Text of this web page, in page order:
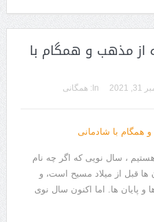
مذهب و همگام با
In:
همگانی
، سال نویی که اگر چه نام
ها قبل از میلاد مسیح است، و
و پایان ها. اما اکنون سال نوی